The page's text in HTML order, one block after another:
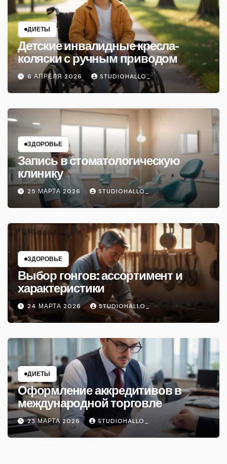
ДИЕТЫ
Детские инвалидные кресла-
коляски с ручным приводом
6 АПРЕЛЯ 2026 STUDIOHALLO_
ЗДОРОВЬЕ
Запись в стоматологическую
клинику
25 МАРТА 2026 STUDIOHALLO_
ЗДОРОВЬЕ
Выбор гонгов: ассортимент и
характеристики
24 МАРТА 2026 STUDIOHALLO_
ДИЕТЫ
Оформление аккредитивов в
международной торговле
23 МАРТА 2026 STUDIOHALLO_